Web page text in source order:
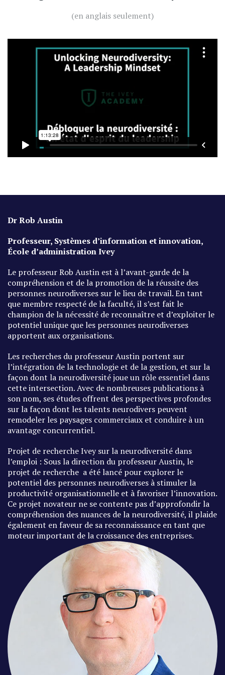
(en anglais seulement)
Dr Rob Austin
Professeur, Systèmes d’information et innovation,
École d’administration Ivey
Le professeur Rob Austin est à l’avant-garde de la
compréhension et de la promotion de la réussite des
personnes neurodiverses sur le lieu de travail. En tant
que membre respecté de la faculté, il s’est fait le
champion de la nécessité de reconnaître et d’exploiter le
potentiel unique que les personnes neurodiverses
apportent aux organisations.
Les recherches du professeur Austin portent sur
l’intégration de la technologie et de la gestion, et sur la
façon dont la neurodiversité joue un rôle essentiel dans
cette intersection. Avec de nombreuses publications à
son nom, ses études offrent des perspectives profondes
sur la façon dont les talents neurodivers peuvent
remodeler les paysages commerciaux et conduire à un
avantage concurrentiel.
Projet de recherche Ivey sur la neurodiversité dans
l’emploi : Sous la direction du professeur Austin, le
projet de recherche a été lancé pour explorer le
potentiel des personnes neurodiverses à stimuler la
productivité organisationnelle et à favoriser l’innovation.
Ce projet novateur ne se contente pas d’approfondir la
compréhension des nuances de la neurodiversité, il plaide
également en faveur de sa reconnaissance en tant que
moteur important de la croissance des entreprises.